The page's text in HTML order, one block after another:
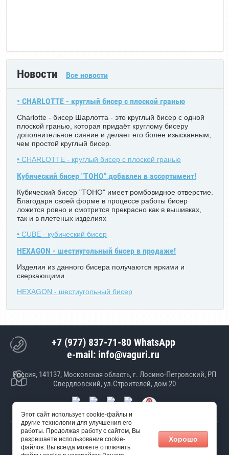
Новости Все новости
• CHARLOTTE - круглый бисер с плоской гранью
Charlotte - бисер Шарлотта - это круглый бисер с одной
плоской гранью, которая придаёт круглому бисеру
дополнительное сияние и делает его более изысканным,
чем простой круглый бисер.
• CHARLOTTE - круглый бисер с плоской гранью
Кубический бисер "TOHO" добавлен в ассортимент!
Кубический бисер "TOHO" имеет ромбовидное отверстие.
Благодаря своей форме в процессе работы бисер
ложится ровно и смотрится прекрасно как в вышивках,
так и в плетеных изделиях
• CUBE - кубический бисер
HEXAGON - шестиугольный бисер в продаже!
Изделия из данного бисера получаются яркими и
сверкающими.
HEXAGON - шестиугольный бисер
+7 (977) 837-71-80 WhatsApp
e-mail: info@vaguri.ru
Россия, 141137, Московская область, г. Лосино-Петровский, РП
Свердловский, ул.Строителей, дом 20
© 2017 ООО "Январь"
Создание сайтаМегагрупп
Этот сайт использует cookie-файлы и
другие технологии для улучшения его
работы. Продолжая работу с сайтом, Вы
разрешаете использование cookie-
файлов. Вы всегда можете отключить
Хорошо